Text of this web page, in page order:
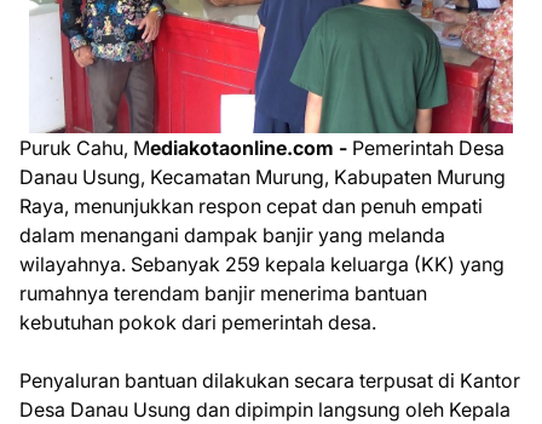
Puruk Cahu, Mediakotaonline.com - Pemerintah Desa
Danau Usung, Kecamatan Murung, Kabupaten Murung
Raya, menunjukkan respon cepat dan penuh empati
dalam menangani dampak banjir yang melanda
wilayahnya. Sebanyak 259 kepala keluarga (KK) yang
rumahnya terendam banjir menerima bantuan
kebutuhan pokok dari pemerintah desa.
Penyaluran bantuan dilakukan secara terpusat di Kantor
Desa Danau Usung dan dipimpin langsung oleh Kepala